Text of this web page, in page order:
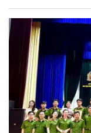
nhân dân (CSND)
chuyên ngành Kỹ
Cộng sản Việt
Lưu trữ, Văn